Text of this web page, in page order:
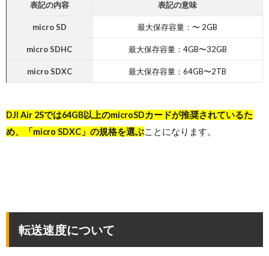
表記の内容 表記の意味
micro SD 最大保存容量：〜 2GB
micro SDHC 最大保存容量：4GB〜32GB
micro SDXC 最大保存容量：64GB〜2TB
DJI Air 2Sでは64GB以上のmicroSDカードが推奨されているた
め、「micro SDXC」の規格を選ぶことになります。
転送速度について